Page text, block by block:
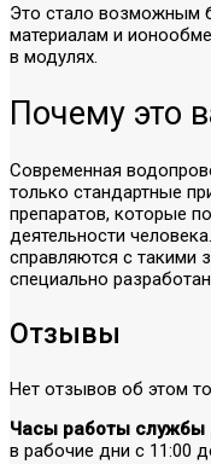
Это стало возможным
материалам и
в модулях.
Почему это
Современная
только стандартные
препаратов, которые
деятельности
справляются с такими
специально
Отзывы
Нет отзывов об этом
Часы работы службы
в рабочие дни с 11:00